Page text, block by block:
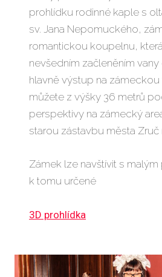
prohlídku rodinné kaple s
sv. Jana Nepomuckého,
romantickou koupelnu,
nevšedním začleněním
hlavně výstup na
můžete z výšky 36 metrů
perspektivy na zámecký
starou zástavbu města Zruč
Zámek lze navštívit s
k tomu určené
3D prohlídka